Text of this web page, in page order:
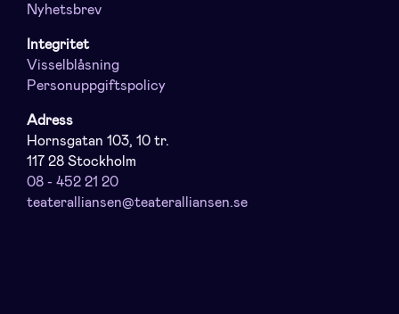
Nyhetsbrev
Integritet
Visselblåsning
Personuppgiftspolicy
Adress
Hornsgatan 103, 10 tr.
117 28 Stockholm
08 - 452 21 20
teateralliansen@teateralliansen.se